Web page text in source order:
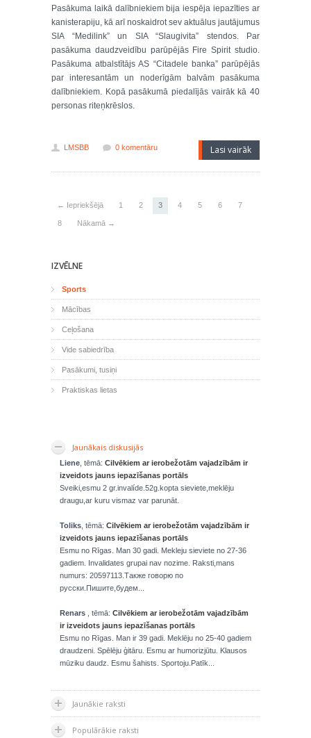
Pasākuma laikā dalībniekiem bija iespēja iepazīties ar
kanisterapiju, kā arī noskaidrot sev aktuālus jautājumus
SIA “Medilink” un SIA “Slaugivita” stendos. Par
pasākuma daudzveidību parūpējās Fire Spirit studio.
Pasākuma atbalstītājs AS “Citadele banka” parūpējās
par interesantām un noderīgām balvām pasākuma
dalībniekiem. Kopā pasākumā piedalījās vairāk kā 40
personas riteņkrēslos.
LMSBB 0 komentāru Lasi vairāk
← Iepriekšējā 1 2 3 4 5 6 7
8 Nākamā →
IZVĒLNE
Sports
Mācības
Ceļošana
Vide sabiedrība
Pasākumi, tusiņi
Praktiskas lietas
Jaunākais diskusijās
Liene , tēmā: Cilvēkiem ar ierobežotām vajadzībām ir
izveidots jauns iepazīšanas portāls
Sveiki,esmu 2 gr.invalíde.52g.kopta sieviete,meklēju
draugu,ar kuru vismaz var parunāt.
Toliks , tēmā: Cilvēkiem ar ierobežotām vajadzībām ir
izveidots jauns iepazīšanas portāls
Esmu no Rīgas. Man 30 gadi. Mekleju sieviete no 27-36
gadiem. Invalidates grupai nav nozime. Raksti,mans
numurs: 20597113.Также говорю по
русски.Пишите,будем...
Renars , tēmā: Cilvēkiem ar ierobežotām vajadzībām
ir izveidots jauns iepazīšanas portāls
Esmu no Rīgas. Man ir 39 gadi. Meklēju no 25-40 gadiem
draudzeni. Spēlēju ģitāru. Esmu ar humorizjūtu. Klausos
mūziku daudz. Esmu šahists. Sportoju.Patīk...
Jaunākie raksti
Populārākie raksti